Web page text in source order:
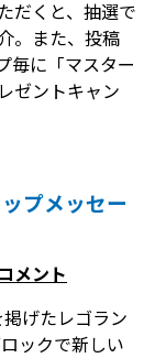
だくと、抽選で
。また、投稿
毎に「マスター
ゼントキャン
プメッセー
メント
げたレゴラン
ックで新しい